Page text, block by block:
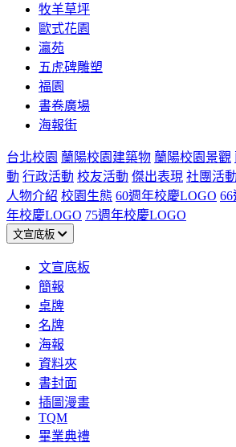
牧羊草坪
歐式花園
瀛苑
五虎碑雕塑
福園
書卷廣場
海報街
台北校園 蘭陽校園建築物 蘭陽校園景觀
動 行政活動 校友活動 傑出表現 社團活動
人物介紹 校園生態 60週年校慶LOGO
年校慶LOGO 75週年校慶LOGO
文宣底板
文宣底板
簡報
桌牌
名牌
海報
資料夾
書封面
插圖漫畫
TQM
畢業典禮